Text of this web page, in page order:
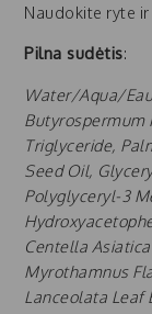
Naudokite ryte
Pilna sudėtis:
Water/Aqua/
Butyrospermum
Triglyceride,
Seed Oil,
Polyglyceryl-3
Centella
Myrothamnus
Lanceolata Leaf